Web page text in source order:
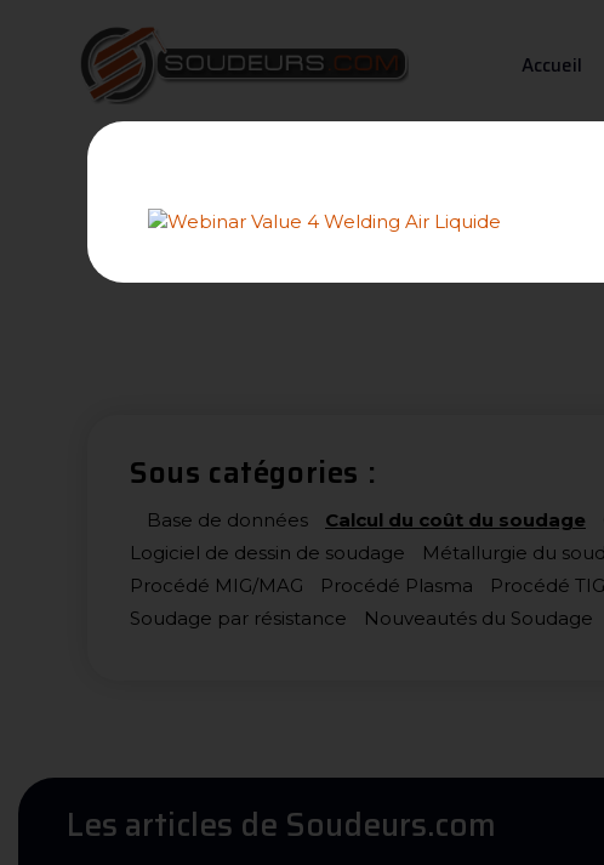
Accueil
Articles
Sous catégories :
Base de données Calcul du coût du soudage
Logiciel de dessin de soudage
Métallurgie du
Procédé MIG/MAG
Procédé Plasma Procédé TIG
Soudage par résistance
Nouveautés du Soudage
Les articles de Soudeurs.com